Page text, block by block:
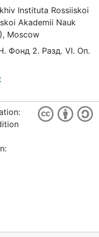
Instituta Rossiiskoi
Akademii Nauk
Moscow
Фонд 2. Разд. VI. Оп.